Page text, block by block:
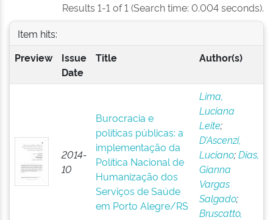
Results 1-1 of 1 (Search time: 0.004 seconds).
Item hits:
Preview
Issue
Date
Title Author(s)
2014-
10
Burocracia e
políticas públicas: a
implementação da
Política Nacional de
Humanização dos
Serviços de Saúde
em Porto Alegre/RS
Lima,
Luciana
Leite;
D’Ascenzi,
Luciano;Dias,
Gianna
Vargas
Salgado;
Bruscatto,